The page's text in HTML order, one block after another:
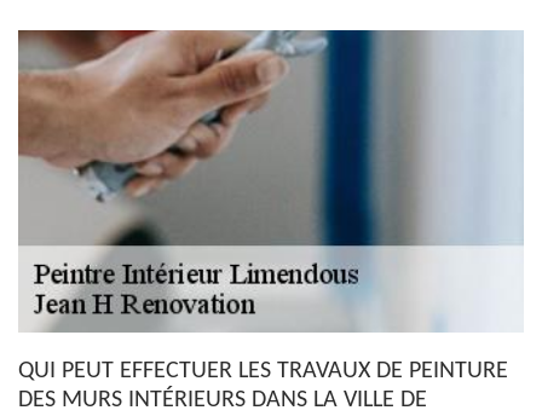
QUI PEUT EFFECTUER LES TRAVAUX DE PEINTURE
DES MURS INTÉRIEURS DANS LA VILLE DE